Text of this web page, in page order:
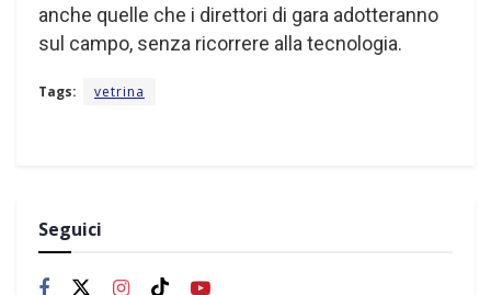
anche quelle che i direttori di gara adotteranno
sul campo, senza ricorrere alla tecnologia.
Tags: vetrina
Seguici